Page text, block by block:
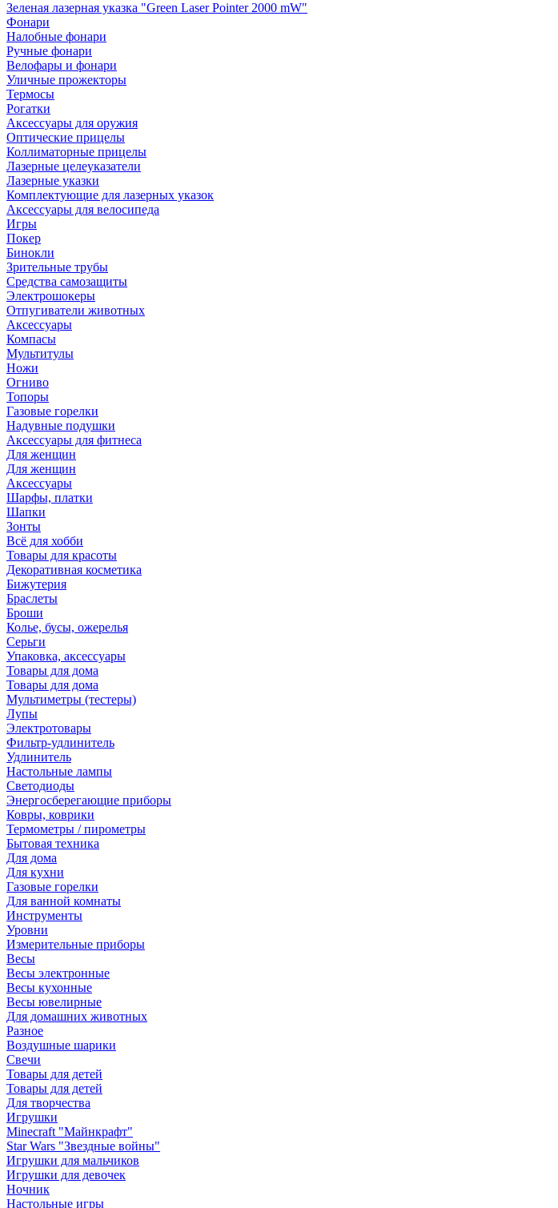
Зеленая лазерная указка "Green Laser Pointer 2000 mW"
Фонари
Налобные фонари
Ручные фонари
Велофары и фонари
Уличные прожекторы
Термосы
Рогатки
Аксессуары для оружия
Оптические прицелы
Коллиматорные прицелы
Лазерные целеуказатели
Лазерные указки
Комплектующие для лазерных указок
Аксессуары для велосипеда
Игры
Покер
Бинокли
Зрительные трубы
Средства самозащиты
Электрошокеры
Отпугиватели животных
Аксессуары
Компасы
Мультитулы
Ножи
Огниво
Топоры
Газовые горелки
Надувные подушки
Аксессуары для фитнеса
Для женщин
Для женщин
Аксессуары
Шарфы, платки
Шапки
Зонты
Всё для хобби
Товары для красоты
Декоративная косметика
Бижутерия
Браслеты
Броши
Колье, бусы, ожерелья
Серьги
Упаковка, аксессуары
Товары для дома
Товары для дома
Мультиметры (тестеры)
Лупы
Электротовары
Фильтр-удлинитель
Удлинитель
Настольные лампы
Светодиоды
Энергосберегающие приборы
Ковры, коврики
Термометры / пирометры
Бытовая техника
Для дома
Для кухни
Газовые горелки
Для ванной комнаты
Инструменты
Уровни
Измерительные приборы
Весы
Весы электронные
Весы кухонные
Весы ювелирные
Для домашних животных
Разное
Воздушные шарики
Свечи
Товары для детей
Товары для детей
Для творчества
Игрушки
Minecraft "Майнкрафт"
Star Wars "Звездные войны"
Игрушки для мальчиков
Игрушки для девочек
Ночник
Настольные игры